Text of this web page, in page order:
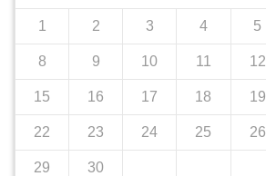
1 2 3 4 5
8 9 10 11 12
15 16 17 18 19
22 23 24 25 26
29 30